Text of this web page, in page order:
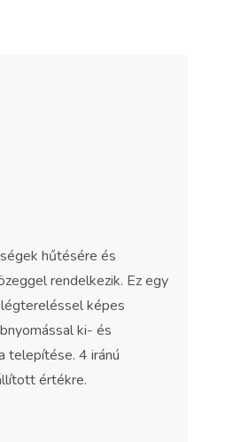
hűtésére és
rendelkezik. Ez egy
képes
ki- és
telepítése. 4 iránú
értékre.